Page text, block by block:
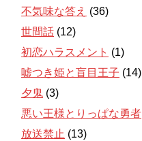
不気味な答え (36)
世間話 (12)
初恋ハラスメント (1)
嘘つき姫と盲目王子 (14)
夕鬼 (3)
悪い王様とりっぱな勇者
放送禁止 (13)